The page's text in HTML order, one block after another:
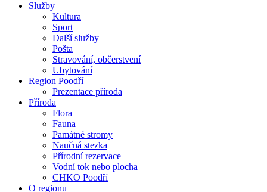
Služby
Kultura
Sport
Další služby
Pošta
Stravování, občerstvení
Ubytování
Region Poodří
Prezentace příroda
Příroda
Flora
Fauna
Památné stromy
Naučná stezka
Přírodní rezervace
Vodní tok nebo plocha
CHKO Poodří
O regionu